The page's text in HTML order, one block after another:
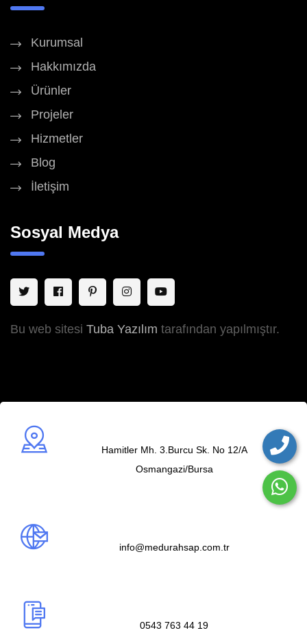
Kurumsal
Hakkımızda
Ürünler
Projeler
Hizmetler
Blog
İletişim
Sosyal Medya
Bu web sitesi Tuba Yazılım tarafından yapılmıştır.
Hamitler Mh. 3.Burcu Sk. No 12/A
Osmangazi/Bursa
info@medurahsap.com.tr
0543 763 44 19